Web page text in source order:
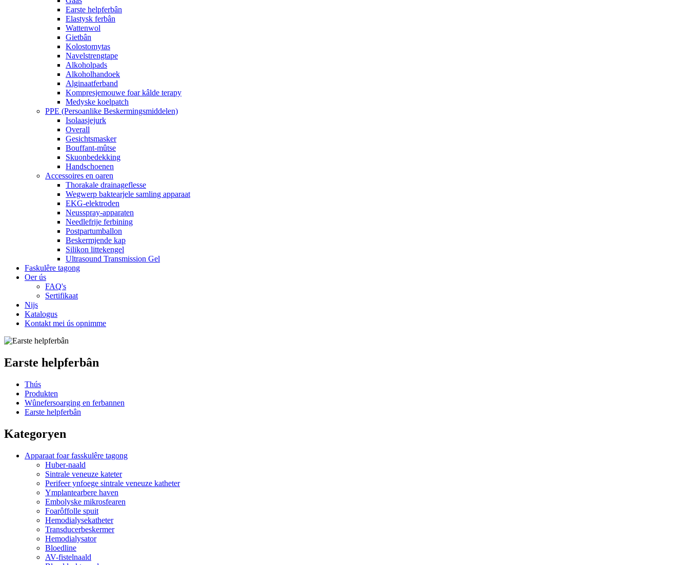
Earste helpferbân
Elastysk ferbân
Wattenwol
Gietbân
Kolostomytas
Navelstrengtape
Alkoholpads
Alkoholhandoek
Alginaatferband
Kompresjemouwe foar kâlde terapy
Medyske koelpatch
PPE (Persoanlike Beskermingsmiddelen)
Isolaasjejurk
Overall
Gesichtsmasker
Bouffant-mûtse
Skuonbedekking
Handschoenen
Accessoires en oaren
Thorakale drainageflesse
Wegwerp baktearjele samling apparaat
EKG-elektroden
Neusspray-apparaten
Needlefrije ferbining
Postpartumballon
Beskermjende kap
Silikon littekengel
Ultrasound Transmission Gel
Faskulêre tagong
Oer ús
FAQ's
Sertifikaat
Nijs
Katalogus
Kontakt mei ús opnimme
Earste helpferbân
Thús
Produkten
Wûnefersoarging en ferbannen
Earste helpferbân
Kategoryen
Apparaat foar fasskulêre tagong
Huber-naald
Sintrale veneuze kateter
Perifeer ynfoege sintrale veneuze katheter
Ymplantearbere haven
Embolyske mikrosfearen
Foarôffolle spuit
Hemodialysekatheter
Transducerbeskermer
Hemodialysator
Bloedline
AV-fistelnaald